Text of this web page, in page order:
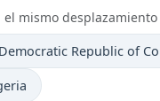
mismo desplazamiento
en Republic of
en